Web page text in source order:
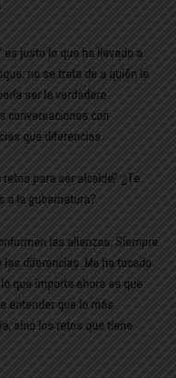
es justo lo que ha llevado a
no se trata de a quién le
ser la verdadera
conversaciones con
que diferencias.
retos para ser alcalde? ¿Te
a la gubernatura?
las alianzas. Siempre
diferencias. Me ha tocado
que importa ahora es que
entender que lo más
sino los retos que tiene